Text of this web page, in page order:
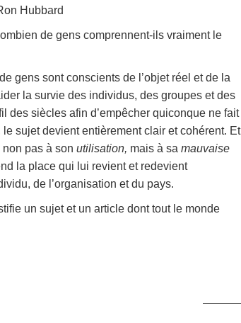
Hubbard
de gens comprennent-ils vraiment le
gens sont conscients de l’objet réel et de la
la survie des individus, des groupes et des
des siècles afin d’empêcher quiconque ne fait
sujet devient entièrement clair et cohérent. Et
non pas à son utilisation, mais à sa mauvaise
la place qui lui revient et redevient
de l’organisation et du pays.
un sujet et un article dont tout le monde